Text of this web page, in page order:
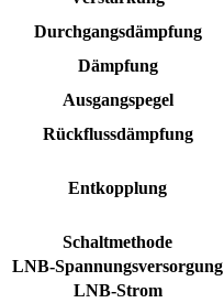
Durchgangsdämpfung
Dämpfung
Ausgangspegel
Rückflussdämpfung
Entkopplung
Schaltmethode
LNB-Spannungsversorgung
LNB-Strom